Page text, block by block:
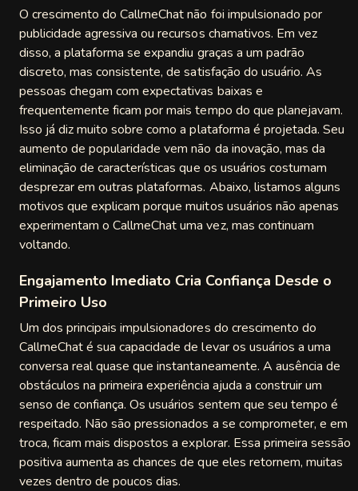
O crescimento do CallmeChat não foi impulsionado por
publicidade agressiva ou recursos chamativos. Em vez
disso, a plataforma se expandiu graças a um padrão
discreto, mas consistente, de satisfação do usuário. As
pessoas chegam com expectativas baixas e
frequentemente ficam por mais tempo do que planejavam.
Isso já diz muito sobre como a plataforma é projetada. Seu
aumento de popularidade vem não da inovação, mas da
eliminação de características que os usuários costumam
desprezar em outras plataformas. Abaixo, listamos alguns
motivos que explicam porque muitos usuários não apenas
experimentam o CallmeChat uma vez, mas continuam
voltando.
Engajamento Imediato Cria Confiança Desde o
Primeiro Uso
Um dos principais impulsionadores do crescimento do
CallmeChat é sua capacidade de levar os usuários a uma
conversa real quase que instantaneamente. A ausência de
obstáculos na primeira experiência ajuda a construir um
senso de confiança. Os usuários sentem que seu tempo é
respeitado. Não são pressionados a se comprometer, e em
troca, ficam mais dispostos a explorar. Essa primeira sessão
positiva aumenta as chances de que eles retornem, muitas
vezes dentro de poucos dias.